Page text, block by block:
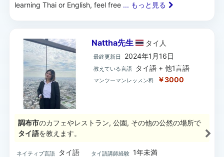
learning Thai or English, feel free ... もっと見る
Nattha先生 タイ 人
最終更新日 2024年1月16日
教えている言語 タイ語 + 他1言語
マンツーマンレッスン料 ￥3000
調布市のカフェやレストラン, 公園, その他の公然の場所で
タイ語を教えます。
ネイティブ言語 タイ語 タイ語講師経験 1年未満